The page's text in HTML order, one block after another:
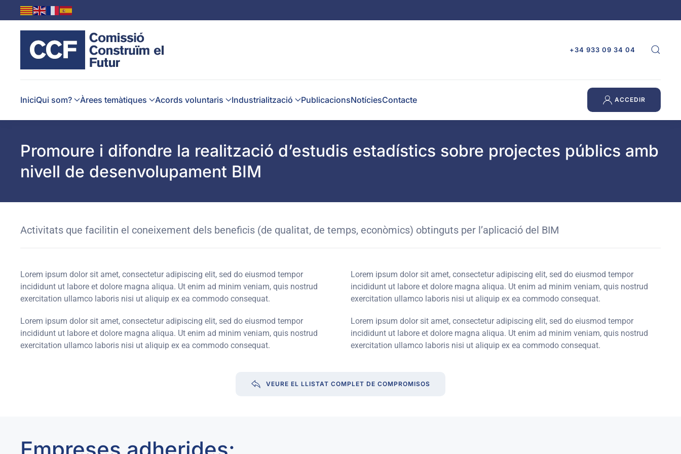
Skip to main content
+34 933 09 34 04
IniciQui som? Àrees temàtiques Acords voluntaris Industrialització PublicacionsNotíciesContacte ACCEDIR
Promoure i difondre la realització d’estudis estadístics sobre projectes públics amb
nivell de desenvolupament BIM
Activitats que facilitin el coneixement dels beneficis (de qualitat, de temps, econòmics) obtinguts per l’aplicació del BIM
Lorem ipsum dolor sit amet, consectetur adipiscing elit, sed do eiusmod tempor
incididunt ut labore et dolore magna aliqua. Ut enim ad minim veniam, quis nostrud
exercitation ullamco laboris nisi ut aliquip ex ea commodo consequat.
Lorem ipsum dolor sit amet, consectetur adipiscing elit, sed do eiusmod tempor
incididunt ut labore et dolore magna aliqua. Ut enim ad minim veniam, quis nostrud
exercitation ullamco laboris nisi ut aliquip ex ea commodo consequat.
Lorem ipsum dolor sit amet, consectetur adipiscing elit, sed do eiusmod tempor
incididunt ut labore et dolore magna aliqua. Ut enim ad minim veniam, quis nostrud
exercitation ullamco laboris nisi ut aliquip ex ea commodo consequat.
Lorem ipsum dolor sit amet, consectetur adipiscing elit, sed do eiusmod tempor
incididunt ut labore et dolore magna aliqua. Ut enim ad minim veniam, quis nostrud
exercitation ullamco laboris nisi ut aliquip ex ea commodo consequat.
VEURE EL LLISTAT COMPLET DE COMPROMISOS